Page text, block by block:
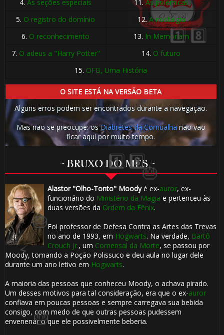
4.As seções especiais 11.As polêmicas
5. O registro do domínio 12.A nostalgia
6. O reconhecimento 13. In Memoriam
7. O adeus a "Harry Potter" 14. O futuro
15. OFB, Uma História
O SITE ESTÁ NA VERSÃO BETA
Alguns erros podem ser encontrados durante a navegação.
Mas não se preocupe: osDiabretes da Cornualha não vão
ficar aqui por muito tempo.
~ BRUXO DO MÊS ~
Alastor "Olho-Tonto" Moodyé ex-auror, ex-
funcionário do Ministério da Magia e pertenceu às
duas versões da Ordem da Fênix.
Foi professor de Defesa Contra as Artes das Trevas
no ano de 1993, em Hogwarts. Na verdade, Bartô
Crouch Jr., um Comensal da Morte, se passou por
Moody, tomando a Poção Polissuco e deu aula no lugar dele
durante um ano letivo em Hogwarts.
A maioria das pessoas que conheceu Moody, o achava pirado.
Um desses motivos para tal consideração, era que o ex-auror
confiava em poucas pessoas e sempre carregava sua bebida
consigo, com medo de que outras pessoas pudessem
envenenar o que ele possivelmente beberia.
1️⃣
8️⃣
⚡
⚡
⚡